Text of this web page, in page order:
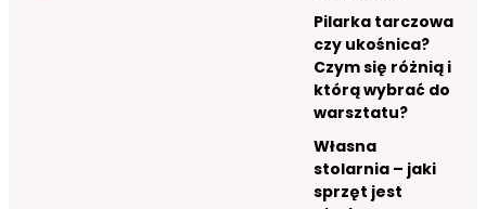
Pilarka tarczowa
czy ukośnica?
Czym się różnią i
którą wybrać do
warsztatu?
Własna
stolarnia – jaki
sprzęt jest